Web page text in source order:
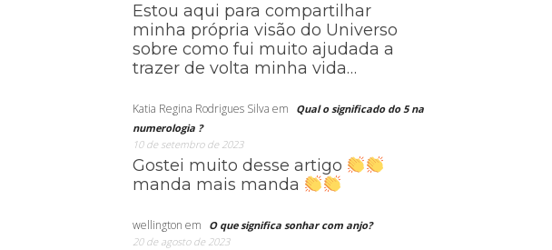
Estou aqui para compartilhar
minha própria visão do Universo
sobre como fui muito ajudada a
trazer de volta minha vida…
Katia Regina Rodrigues Silva em
Qual o significado do 5 na
numerologia ?
10 de setembro de 2023
Gostei muito desse artigo
manda mais manda
wellington em
O que significa sonhar com anjo?
20 de agosto de 2023